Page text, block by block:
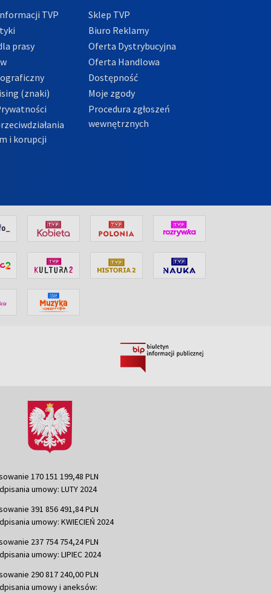
TVP
prasy
(znaki)
i korupcji
Sklep TVP
Biuro Reklamy
Oferta Dystrybucyjna
Oferta Handlowa
Dostępność
Moje zgody
Procedura zgłoszeń
wewnętrznych
170 151 199,48 PLN
umowy: LUTY 2024
391 856 491,84 PLN
umowy: KWIECIEŃ 2024
237 754 754,24 PLN
umowy: LIPIEC 2024
290 817 240,00 PLN
umowy i aneksów: